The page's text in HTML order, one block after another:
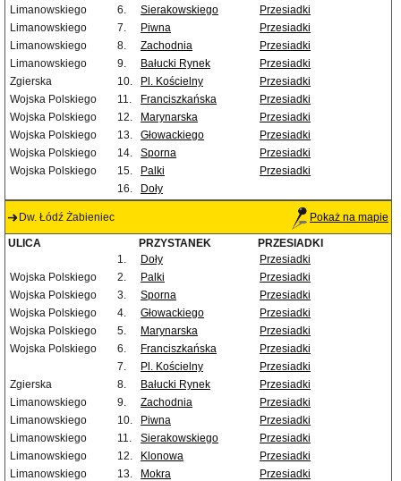
Limanowskiego
6. Sierakowskiego
Przesiadki
Limanowskiego
7. Piwna
Przesiadki
Limanowskiego
8. Zachodnia
Przesiadki
Limanowskiego
9. Bałucki Rynek
Przesiadki
Zgierska
10. Pl. Kościelny
Przesiadki
Wojska Polskiego
11. Franciszkańska
Przesiadki
Wojska Polskiego
12. Marynarska
Przesiadki
Wojska Polskiego
13. Głowackiego
Przesiadki
Wojska Polskiego
14. Sporna
Przesiadki
Wojska Polskiego
15. Palki
Przesiadki
16.
Doły
Dw. Łódź Żabieniec Pokaż na mapie
ULICA PRZYSTANEK
PRZESIADKI
1.
Doły
Przesiadki
Wojska Polskiego
2. Palki
Przesiadki
Wojska Polskiego
3. Sporna
Przesiadki
Wojska Polskiego
4. Głowackiego
Przesiadki
Wojska Polskiego
5. Marynarska
Przesiadki
Wojska Polskiego
6. Franciszkańska
Przesiadki
7.
Pl. Kościelny
Przesiadki
Zgierska
8. Bałucki Rynek
Przesiadki
Limanowskiego
9. Zachodnia
Przesiadki
Limanowskiego
10. Piwna
Przesiadki
Limanowskiego
11. Sierakowskiego
Przesiadki
Limanowskiego
12. Klonowa
Przesiadki
Limanowskiego
13. Mokra Przesiadki